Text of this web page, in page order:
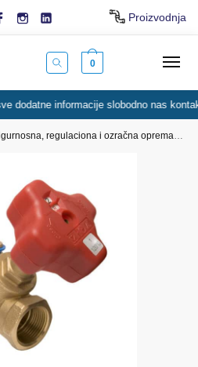
Proizvodnja
0
dodatne informacije slobodno nas
regulaciona i ozračna oprema